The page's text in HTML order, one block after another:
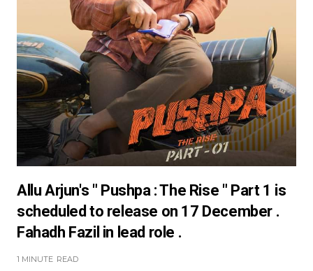
Allu Arjun's " Pushpa : The Rise " Part 1 is
scheduled to release on 17 December .
Fahadh Fazil in lead role .
1 MINUTE READ